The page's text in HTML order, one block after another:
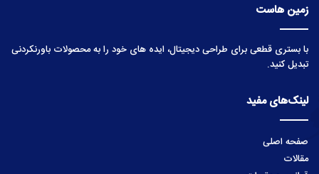
زمین هاست
با بستری قطعی برای طراحی دیجیتال، ایده های خود را به محصولات باورنکردنی
تبدیل کنید.
لینک‌های مفید
صفحه اصلی
مقالات